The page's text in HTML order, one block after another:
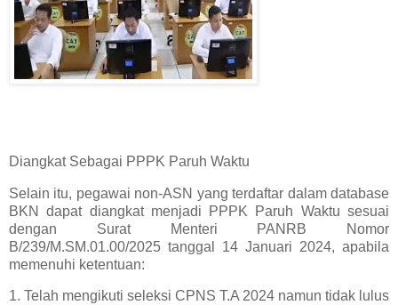
Diangkat Sebagai PPPK Paruh Waktu
Selain itu, pegawai non-ASN yang terdaftar dalam database
BKN dapat diangkat menjadi PPPK Paruh Waktu sesuai
dengan Surat Menteri PANRB Nomor
B/239/M.SM.01.00/2025 tanggal 14 Januari 2024, apabila
memenuhi ketentuan:
1. Telah mengikuti seleksi CPNS T.A 2024 namun tidak lulus